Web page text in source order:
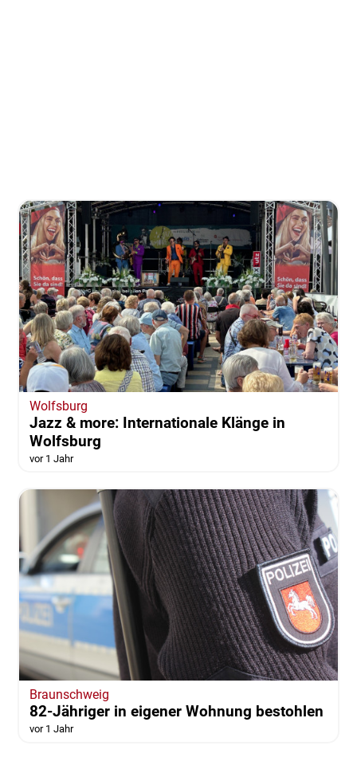
Wolfsburg
Jazz & more: Internationale Klänge in
Wolfsburg
vor 1 Jahr
Braunschweig
82-Jähriger in eigener Wohnung bestohlen
vor 1 Jahr